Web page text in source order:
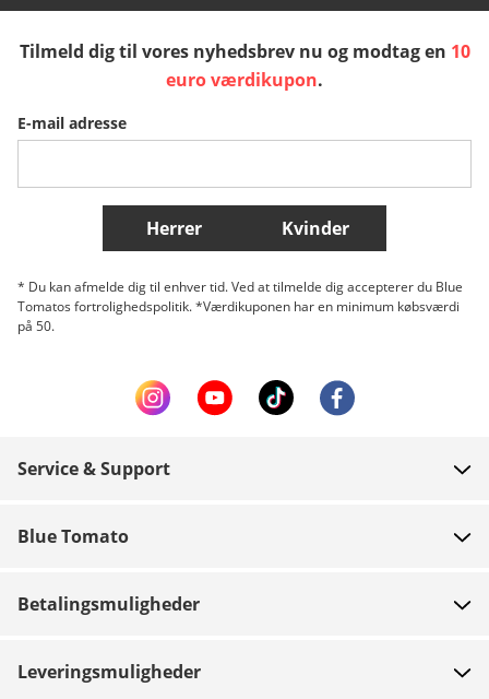
Slovenija
Belgique (Français) Danmark Norge
Flere lande
Tilmeld dig til vores nyhedsbrev nu og modtag en 10
euro værdikupon.
E-mail adresse
Herrer Kvinder
* Du kan afmelde dig til enhver tid. Ved at tilmelde dig accepterer du Blue
Tomatos fortrolighedspolitik. *Værdikuponen har en minimum købsværdi
på 50.
Service & Support
Betaling
Retur
Blue Tomato
Betalingsmuligheder
Leveringsmuligheder